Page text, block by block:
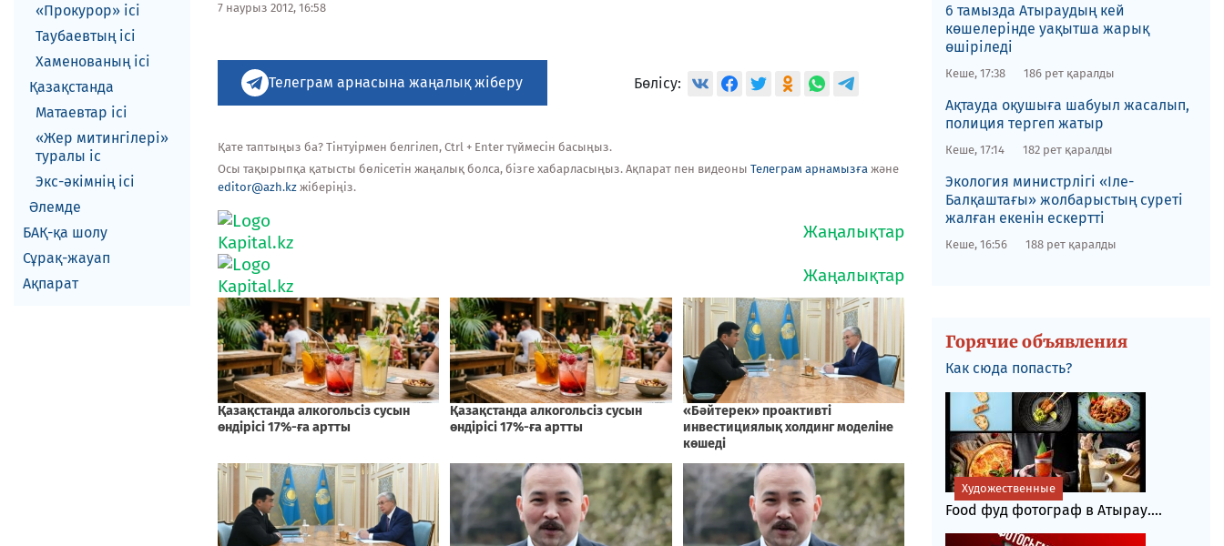
«Прокурор» ісі
Таубаевтың ісі
Хаменованың ісі
Қазақстанда
Матаевтар ici
«Жер митингілері»
туралы іс
Экс-әкiмнiң iсi
Әлемде
БАҚ-қа шолу
Сұрақ-жауап
Ақпарат
7 наурыз 2012, 16:58
Телеграм арнасына жаңалық жіберу Бөлісу:
Қате таптыңыз ба? Тінтуірмен белгілеп, Ctrl + Enter түймесін басыңыз.
Осы тақырыпқа қатысты бөлісетін жаңалық болса, бізге хабарласыңыз. Ақпарат пен видеоны Телеграм арнамызға және
editor@azh.kz жіберіңіз.
6 тамызда Атыраудың кей
көшелерінде уақытша жарық
өшіріледі
Кеше, 17:38 186 рет қаралды
Ақтауда оқушыға шабуыл жасалып,
полиция тергеп жатыр
Кеше, 17:14 182 рет қаралды
​Экология министрлігі «Іле-
Балқаштағы» жолбарыстың суреті
жалған екенін ескертті
Кеше, 16:56 188 рет қаралды
Горячие объявления
Как сюда попасть?
Food фуд фотограф в Атырау....
Художественные